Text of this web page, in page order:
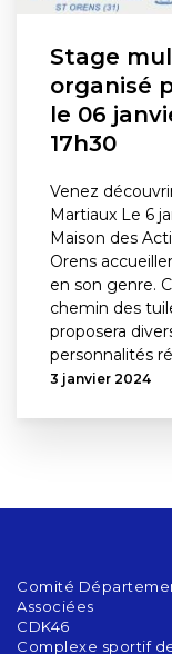
Stage
organisé
le 06
17h30
Venez
Martiaux Le 6
Maison des
Orens
en son genre.
chemin des
proposera
personnalités
3 janvier 2024
Comité
Associées
CDK46
Complexe sportif